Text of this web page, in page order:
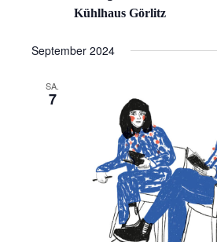
Kühlhaus Görlitz
September 2024
SA.
7